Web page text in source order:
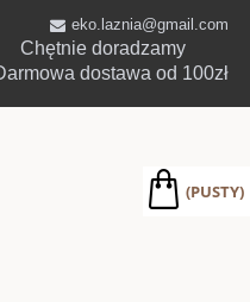
eko.laznia@gmail.com
Chętnie doradzamy
dostawa od 100zł
(PUSTY)